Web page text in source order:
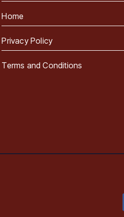
Home
Privacy Policy
Terms and Conditions